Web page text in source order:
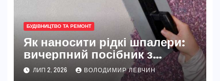
БУДІВНИЦТВО ТА РЕМОНТ
Як наносити рідкі шпалери:
вичерпний посібник з
нюансами та професійними
порадами
ЛИП 2, 2026 ВОЛОДИМИР ЛЕВЧИН